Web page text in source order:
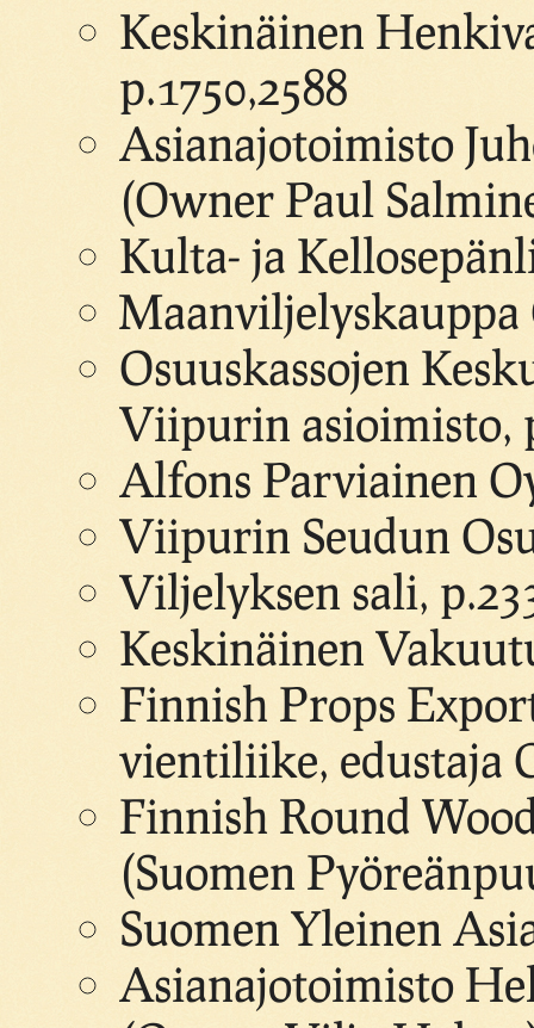
Keskinäinen
p.1750,2588
Asianajotoimisto
(Owner Paul
Kulta- ja
Maanviljelyskauppa
Osuuskassojen
Viipurin asioimisto,
Alfons Parviainen
Viipurin Seudun
Viljelyksen sali,
Keskinäinen
Finnish Props
vientiliike, edustaja
Finnish Round
(Suomen
Suomen Yleinen
Asianajotoimisto